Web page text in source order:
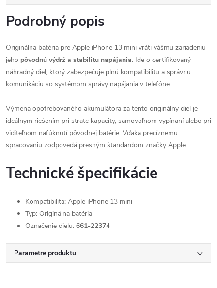
Podrobný popis
Originálna batéria pre Apple iPhone 13 mini vráti vášmu zariadeniu
jeho pôvodnú výdrž a stabilitu napájania. Ide o certifikovaný
náhradný diel, ktorý zabezpečuje plnú kompatibilitu a správnu
komunikáciu so systémom správy napájania v telefóne.
Výmena opotrebovaného akumulátora za tento originálny diel je
ideálnym riešením pri strate kapacity, samovoľnom vypínaní alebo pri
viditeľnom nafúknutí pôvodnej batérie. Vďaka precíznemu
spracovaniu zodpovedá presným štandardom značky Apple.
Technické špecifikácie
Kompatibilita: Apple iPhone 13 mini
Typ: Originálna batéria
Označenie dielu: 661-22374
Parametre produktu